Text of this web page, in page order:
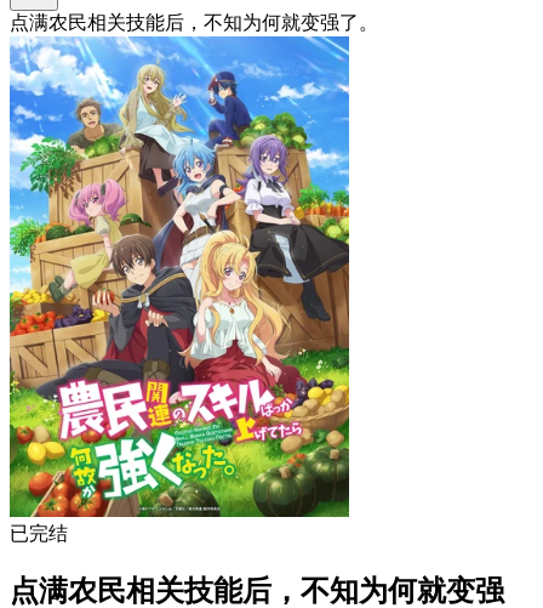
点满农民相关技能后，不知为何就变强了。
已完结
点满农民相关技能后，不知为何就变强